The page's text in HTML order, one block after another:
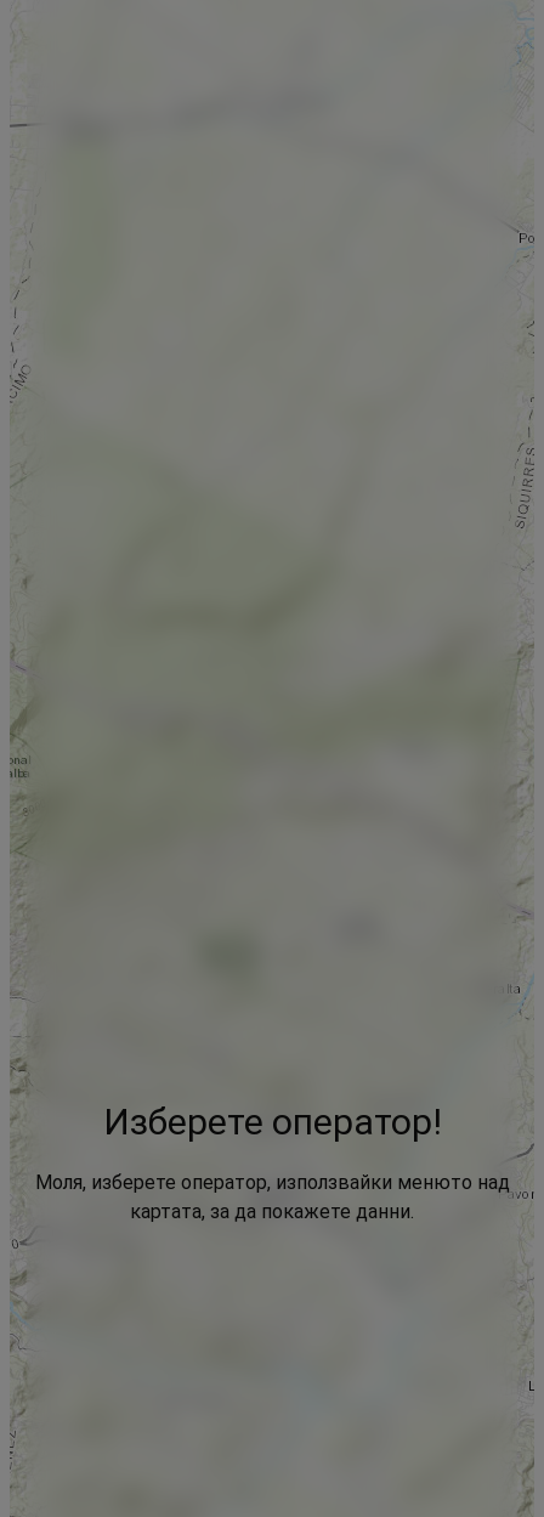
Изберете оператор!
Моля, изберете оператор, използвайки менюто над
картата, за да покажете данни.